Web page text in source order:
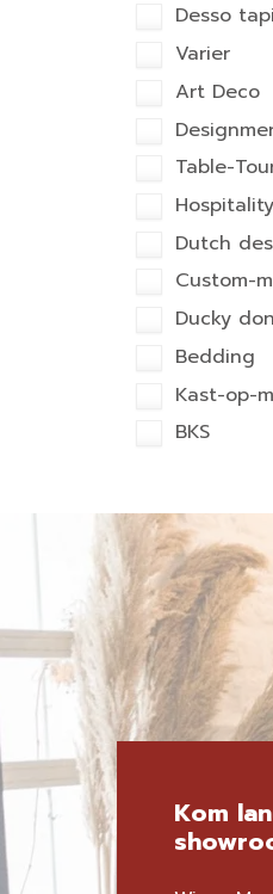
Desso
Varier
Art Deco
Table-
Hospitality
Dutch
Custom-
Ducky
Bedding
Kast-op-
BKS
Kom